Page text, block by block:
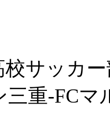
校サッカ
三重-FC